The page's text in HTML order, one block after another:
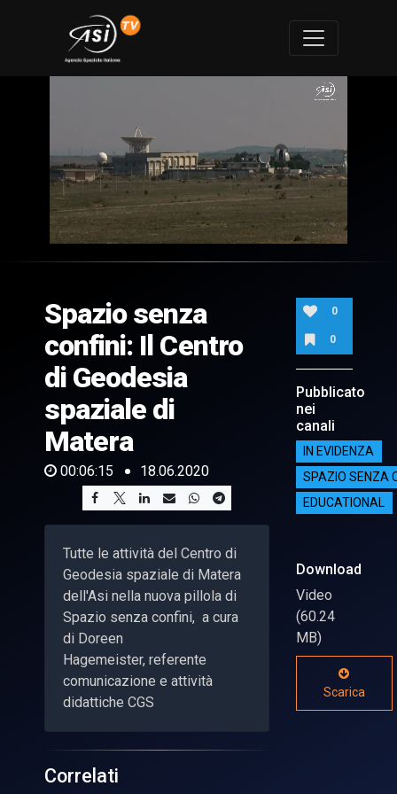
of
15
seconds
Spazio senza
confini: Il Centro
di Geodesia
spaziale di
Matera
00:06:15 18.06.2020
Tutte le attività del Centro di
Geodesia spaziale di Matera
dell'Asi nella nuova pillola di
Spazio senza confini, a cura
di Doreen
Hagemeister, referente
comunicazione e attività
didattiche CGS
0
0
Pubblicato
nei
canali
IN EVIDENZA
SPAZIO SENZA
EDUCATIONAL
Download
Video
(60.24
MB)
Scarica
Correlati